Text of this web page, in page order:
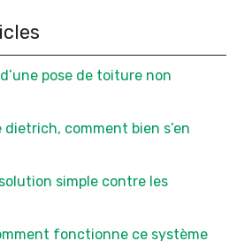
pose de toiture non
comment bien s’en
simple contre les
fonctionne ce système